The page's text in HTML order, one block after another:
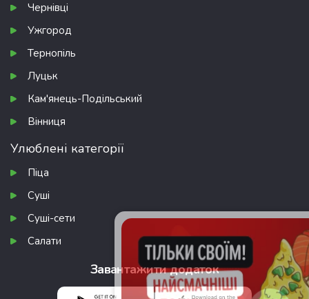
Чернівці
Ужгород
Тернопіль
Луцьк
Кам'янець-Подільський
Вінниця
Улюблені категорії
Піца
Суші
Суші-сети
Салати
Завантажити додаток